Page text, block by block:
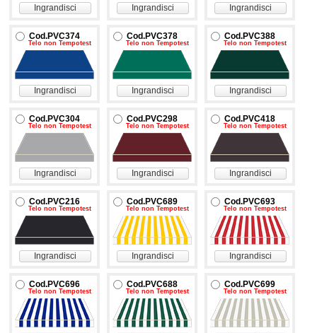
Ingrandisci Ingrandisci Ingrandisci
Cod.PVC374
Telo non Tempotest
Ingrandisci
Cod.PVC378
Telo non Tempotest
Ingrandisci
Cod.PVC388
Telo non Tempotest
Ingrandisci
Cod.PVC304
Telo non Tempotest
Ingrandisci
Cod.PVC298
Telo non Tempotest
Ingrandisci
Cod.PVC418
Telo non Tempotest
Ingrandisci
Cod.PVC216
Telo non Tempotest
Ingrandisci
Cod.PVC689
Telo non Tempotest
Ingrandisci
Cod.PVC693
Telo non Tempotest
Ingrandisci
Cod.PVC696
Telo non Tempotest
Cod.PVC688
Telo non Tempotest
Cod.PVC699
Telo non Tempotest